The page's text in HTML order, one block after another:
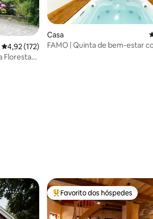
Classificação média de 4,92 em 5 estrelas,
4,92 (172)
Floresta
Casa
FAMO | Quinta de bem-estar
Favoritos dos hóspedes mais
Favorito dos hóspedes